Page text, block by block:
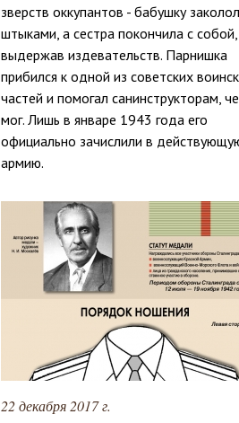
зверств оккупантов - бабушку
штыками, а сестра покончила с
выдержав издевательств. Парнишка
прибился к одной из советских
частей и помогал санинструкторам,
мог. Лишь в январе 1943 года его
официально зачислили в
армию.
22 декабря 2017 г.